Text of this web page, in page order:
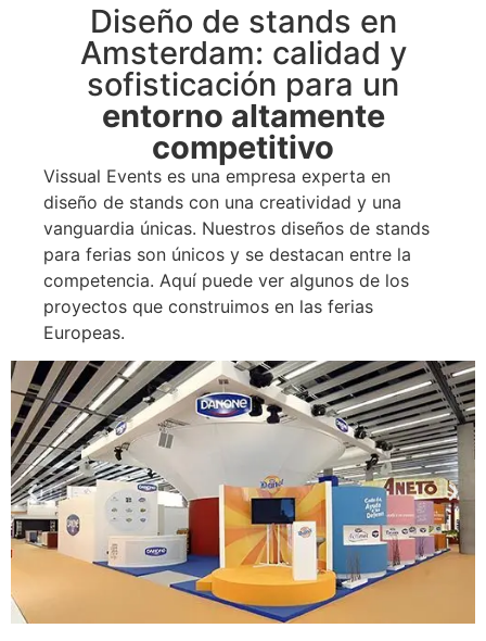
Diseño de stands en
Amsterdam: calidad y
sofisticación para un
entorno altamente
competitivo
Vissual Events es una empresa experta en
diseño de stands con una creatividad y una
vanguardia únicas. Nuestros diseños de stands
para ferias son únicos y se destacan entre la
competencia. Aquí puede ver algunos de los
proyectos que construimos en las ferias
Europeas.